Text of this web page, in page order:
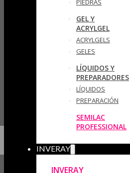
PIEDRAS
GEL Y
ACRYLGEL
ACRYLGELS
GELES
LÍQUIDOS Y
PREPARADORES
LÍQUIDOS
PREPARACIÓN
SEMILAC
PROFESSIONAL
INVERAY
INVERAY